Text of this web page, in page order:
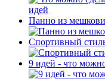
Панно из
Спортивный
9 идей - что